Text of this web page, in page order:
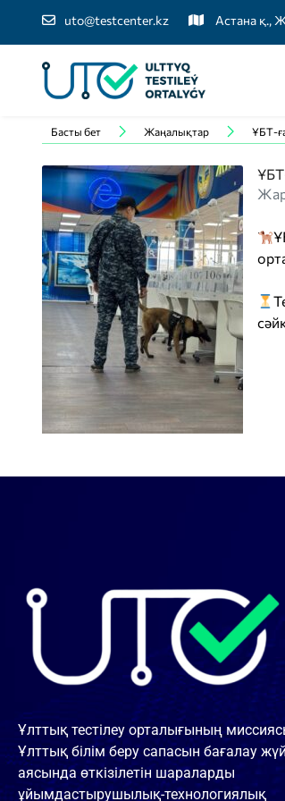
uto@testcenter.kz Астана қ.,
Басты бет Жаңалықтар ҰБТ-
Ұлттық тестілеу орталығының
Ұлттық білім беру сапасын бағалау
аясында өткізілетін шараларды
ұйымдастырушылық-технологиялық